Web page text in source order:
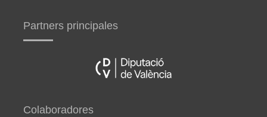
Partners principales
Colaboradores